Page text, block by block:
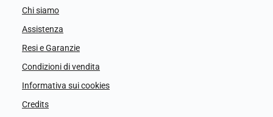
Chi siamo
Assistenza
Resi e Garanzie
Condizioni di vendita
Informativa sui cookies
Credits